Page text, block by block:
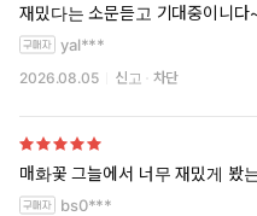
재밌다는 소문듣고 기대중이니다
yal***
2026.08.05 신고 차단
매화꽃 그늘에서 너무 재밌게 봤
bs0***